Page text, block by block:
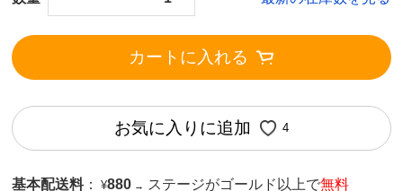
カートに入れる
お気に入りに追加 4
基本配送料 ： ¥880 → ステージがゴールド以上で無料